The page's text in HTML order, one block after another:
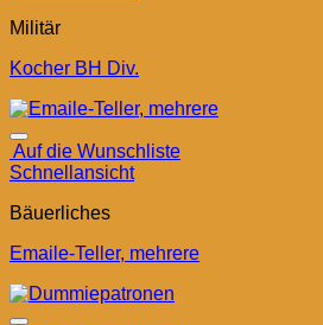
Militär
Kocher BH Div.
Auf die Wunschliste
Schnellansicht
Bäuerliches
Emaile-Teller, mehrere